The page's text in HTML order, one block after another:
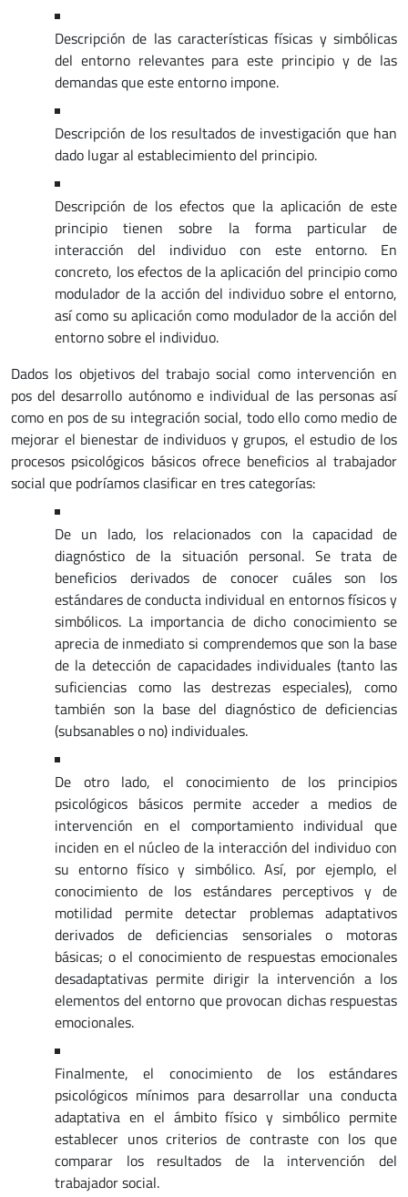
Descripción de las características físicas y simbólicas
del entorno relevantes para este principio y de las
demandas que este entorno impone.
Descripción de los resultados de investigación que han
dado lugar al establecimiento del principio.
Descripción de los efectos que la aplicación de este
principio tienen sobre la forma particular de
interacción del individuo con este entorno. En
concreto, los efectos de la aplicación del principio como
modulador de la acción del individuo sobre el entorno,
así como su aplicación como modulador de la acción del
entorno sobre el individuo.
Dados los objetivos del trabajo social como intervención en
pos del desarrollo autónomo e individual de las personas así
como en pos de su integración social, todo ello como medio de
mejorar el bienestar de individuos y grupos, el estudio de los
procesos psicológicos básicos ofrece beneficios al trabajador
social que podríamos clasificar en tres categorías:
De un lado, los relacionados con la capacidad de
diagnóstico de la situación personal. Se trata de
beneficios derivados de conocer cuáles son los
estándares de conducta individual en entornos físicos y
simbólicos. La importancia de dicho conocimiento se
aprecia de inmediato si comprendemos que son la base
de la detección de capacidades individuales (tanto las
suficiencias como las destrezas especiales), como
también son la base del diagnóstico de deficiencias
(subsanables o no) individuales.
De otro lado, el conocimiento de los principios
psicológicos básicos permite acceder a medios de
intervención en el comportamiento individual que
inciden en el núcleo de la interacción del individuo con
su entorno físico y simbólico. Así, por ejemplo, el
conocimiento de los estándares perceptivos y de
motilidad permite detectar problemas adaptativos
derivados de deficiencias sensoriales o motoras
básicas; o el conocimiento de respuestas emocionales
desadaptativas permite dirigir la intervención a los
elementos del entorno que provocan dichas respuestas
emocionales.
Finalmente, el conocimiento de los estándares
psicológicos mínimos para desarrollar una conducta
adaptativa en el ámbito físico y simbólico permite
establecer unos criterios de contraste con los que
comparar los resultados de la intervención del
trabajador social.